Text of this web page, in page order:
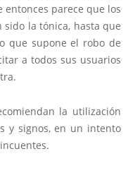
entonces parece que los
la tónica, hasta que
que supone el robo de
a todos sus usuarios
la utilización
y signos, en un intento